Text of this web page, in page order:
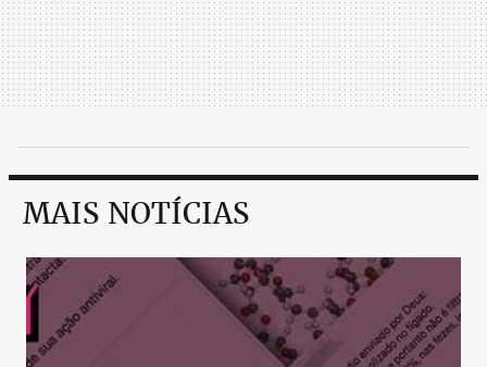
MAIS NOTÍCIAS